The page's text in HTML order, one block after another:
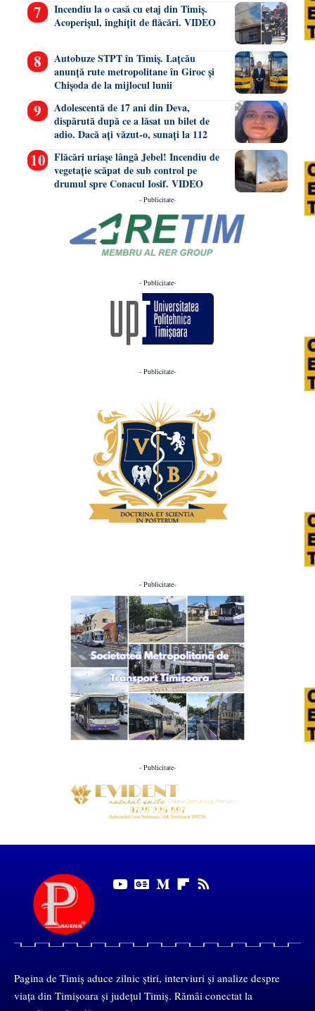
Incendiu la o casă cu etaj din Timiș.
Acoperișul, înghițit de flăcări. VIDEO
Autobuze STPT în Timiș. Lațcău
anunță rute metropolitane în Giroc și
Chișoda de la mijlocul lunii
Adolescentă de 17 ani din Deva,
dispărută după ce a lăsat un bilet de
adio. Dacă ați văzut-o, sunați la 112
Flăcări uriașe lângă Jebel! Incendiu de
vegetație scăpat de sub control pe
drumul spre Conacul Iosif. VIDEO
- Publicitate-
- Publicitate-
- Publicitate-
- Publicitate-
- Publicitate-
Pagina de Timiș aduce zilnic știri, interviuri și analize despre
viața din Timișoara și județul Timiș. Rămâi conectat la